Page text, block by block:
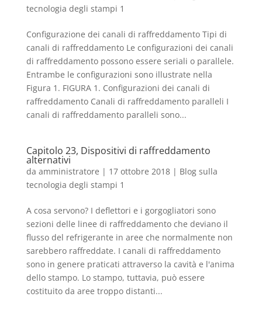
tecnologia degli stampi 1
Configurazione dei canali di raffreddamento Tipi di
canali di raffreddamento Le configurazioni dei canali
di raffreddamento possono essere seriali o parallele.
Entrambe le configurazioni sono illustrate nella
Figura 1. FIGURA 1. Configurazioni dei canali di
raffreddamento Canali di raffreddamento paralleli I
canali di raffreddamento paralleli sono...
Capitolo 23, Dispositivi di raffreddamento
alternativi
da amministratore | 17 ottobre 2018| Blog sulla
tecnologia degli stampi 1
A cosa servono? I deflettori e i gorgogliatori sono
sezioni delle linee di raffreddamento che deviano il
flusso del refrigerante in aree che normalmente non
sarebbero raffreddate. I canali di raffreddamento
sono in genere praticati attraverso la cavità e l'anima
dello stampo. Lo stampo, tuttavia, può essere
costituito da aree troppo distanti...